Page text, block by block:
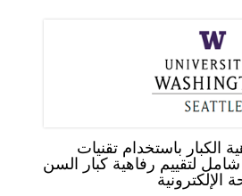
الكبار باستخدام تقنيات
شامل لتقييم رفاهية كبار السن
الإلكترونية